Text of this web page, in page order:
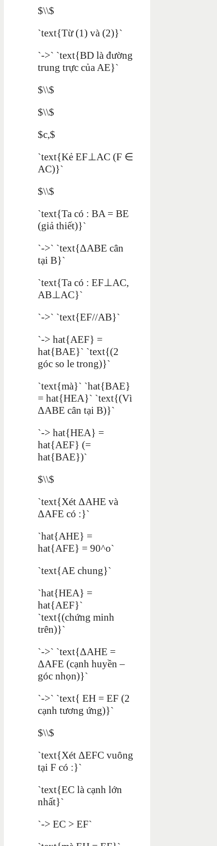
$\\$
`text{Từ (1) và (2)}`
`->` `text{BD là đường
trung trực của AE}`
$\\$
$\\$
$c,$
`text{Kẻ EF⊥AC (F ∈
AC)}`
$\\$
`text{Ta có : BA = BE
(giả thiết)}`
`->` `text{ΔABE cân
tại B}`
`text{Ta có : EF⊥AC,
AB⊥AC}`
`->` `text{EF//AB}`
`-> hat{AEF} =
hat{BAE}` `text{(2
góc so le trong)}`
`text{mà}` `hat{BAE}
= hat{HEA}` `text{(Vì
ΔABE cân tại B)}`
`-> hat{HEA} =
hat{AEF} (=
hat{BAE})`
$\\$
`text{Xét ΔAHE và
ΔAFE có :}`
`hat{AHE} =
hat{AFE} = 90^o`
`text{AE chung}`
`hat{HEA} =
hat{AEF}`
`text{(chứng minh
trên)}`
`->` `text{ΔAHE =
ΔAFE (cạnh huyền –
góc nhọn)}`
`->` `text{ EH = EF (2
cạnh tương ứng)}`
$\\$
`text{Xét ΔEFC vuông
tại F có :}`
`text{EC là cạnh lớn
nhất}`
`-> EC > EF`